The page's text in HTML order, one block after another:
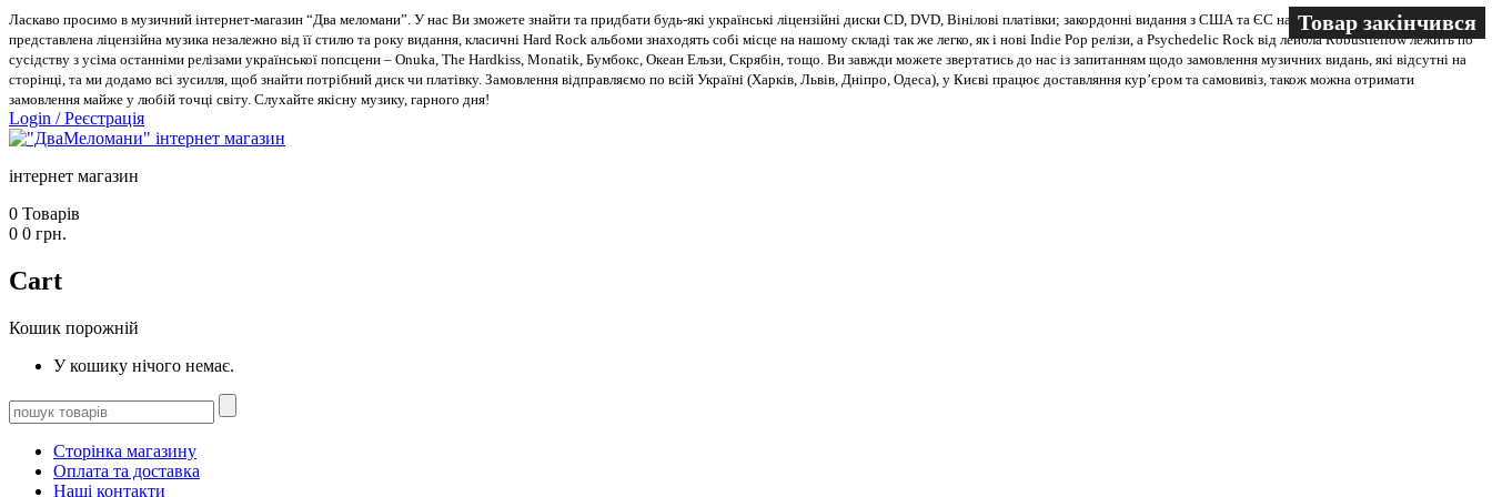
Ласкаво просимо в музичний інтернет-магазин “Два меломани”. У нас Ви зможете знайти та придбати будь-які українські ліцензійні диски CD, DVD, Вінілові платівки; закордонні видання з США та ЄС на всіх носіях. В магазині
представлена ліцензійна музика незалежно від її стилю та року видання, класичні Hard Rock альбоми знаходять собі місце на нашому складі так же легко, як і нові Indie Pop релізи, а Psychedelic Rock від лейбла Robustfellow лежить по
сусідству з усіма останніми релізами української попсцени – Onuka, The Hardkiss, Monatik, Бумбокс, Океан Ельзи, Скрябін, тощо. Ви завжди можете звертатись до нас із запитанням щодо замовлення музичних видань, які відсутні на
сторінці, та ми додамо всі зусилля, щоб знайти потрібний диск чи платівку. Замовлення відправляємо по всій Україні (Харків, Львів, Дніпро, Одеса), у Києві працює доставляння кур’єром та самовивіз, також можна отримати
замовлення майже у любій точці світу. Слухайте якісну музику, гарного дня!
Login /Реєстрація
інтернет магазин
0 Товарів
0 0 грн.
Cart
Кошик порожній
У кошику нічого немає.
Сторінка магазину
Оплата та доставка
Наші контакти
Товар закінчився
Товар закінчився
Товар закінчився
Товар закінчився
Товар закінчився